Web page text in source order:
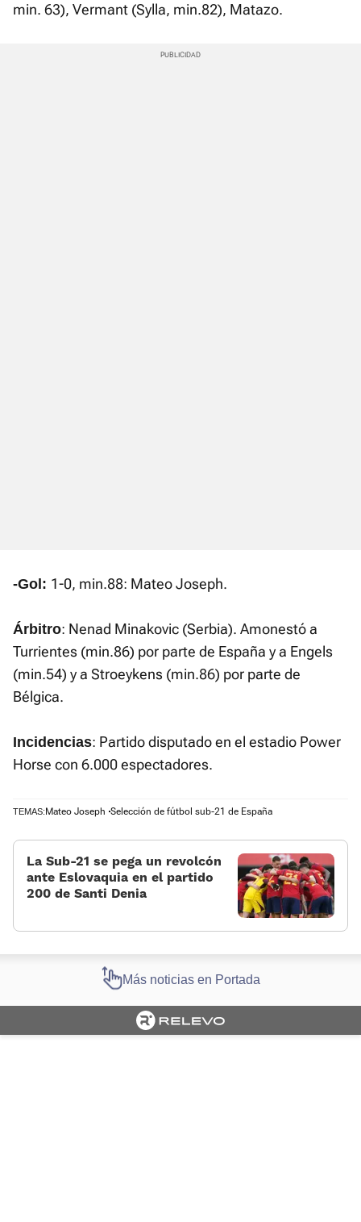
min. 63), Vermant (Sylla, min.82), Matazo.
-Gol: 1-0, min.88: Mateo Joseph.
Árbitro: Nenad Minakovic (Serbia). Amonestó a
Turrientes (min.86) por parte de España y a Engels
(min.54) y a Stroeykens (min.86) por parte de
Bélgica.
Incidencias: Partido disputado en el estadio Power
Horse con 6.000 espectadores.
TEMAS:Mateo Joseph Selección de fútbol sub-21 de España
La Sub-21 se pega un revolcón
ante Eslovaquia en el partido
200 de Santi Denia
Más noticias en Portada